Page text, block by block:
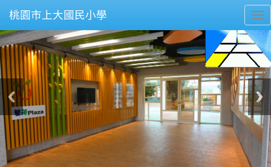
桃園市上大國民小學